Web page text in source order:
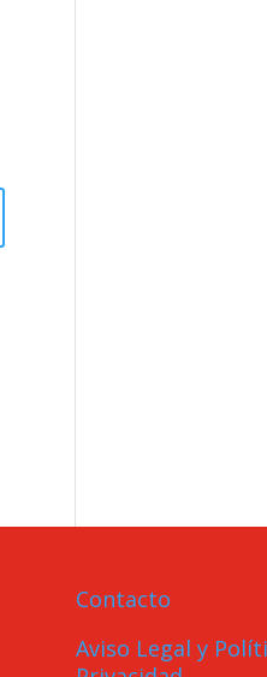
Contacto
Aviso Legal y